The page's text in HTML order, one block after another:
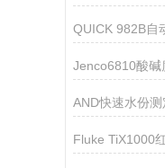
QUICK 982B自
AND快速水份
Fluke TiX1000